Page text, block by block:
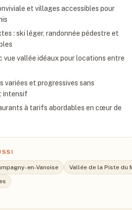
et villages accessibles pour
: ski léger, randonnée pédestre et
vue vallée idéaux pour locations entre
variées et progressives sans
intensif
à tarifs abordables en cœur de
en-Vanoise Vallée de la Piste du